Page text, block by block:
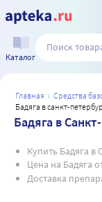
Каталог
главная средства
бадяга в санкт-
Бадяга в
Купить Бадяга в
Цена на Бадяга
Доставка